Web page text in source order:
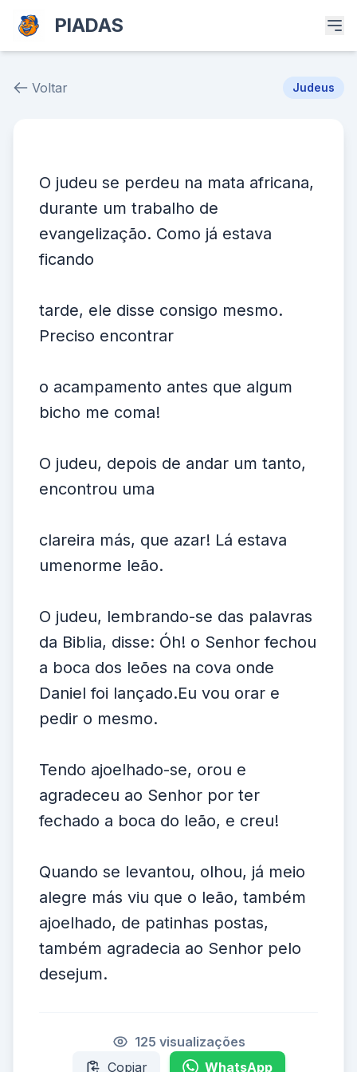
PIADAS
Voltar Judeus
O judeu se perdeu na mata africana,
durante um trabalho de
evangelização. Como já estava
ficando
tarde, ele disse consigo mesmo.
Preciso encontrar
o acampamento antes que algum
bicho me coma!
O judeu, depois de andar um tanto,
encontrou uma
clareira más, que azar! Lá estava
umenorme leão.
O judeu, lembrando-se das palavras
da Biblia, disse: Óh! o Senhor fechou
a boca dos leões na cova onde
Daniel foi lançado.Eu vou orar e
pedir o mesmo.
Tendo ajoelhado-se, orou e
agradeceu ao Senhor por ter
fechado a boca do leão, e creu!
Quando se levantou, olhou, já meio
alegre más viu que o leão, também
ajoelhado, de patinhas postas,
também agradecia ao Senhor pelo
desejum.
125 visualizações
Copiar
WhatsApp